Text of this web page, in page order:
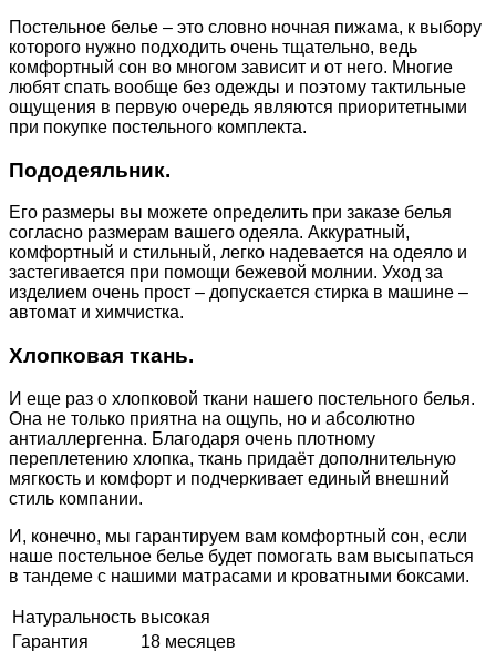
Постельное белье – это словно ночная пижама, к выбору
которого нужно подходить очень тщательно, ведь
комфортный сон во многом зависит и от него. Многие
любят спать вообще без одежды и поэтому тактильные
ощущения в первую очередь являются приоритетными
при покупке постельного комплекта.
Пододеяльник.
Его размеры вы можете определить при заказе белья
согласно размерам вашего одеяла. Аккуратный,
комфортный и стильный, легко надевается на одеяло и
застегивается при помощи бежевой молнии. Уход за
изделием очень прост – допускается стирка в машине –
автомат и химчистка.
Хлопковая ткань.
И еще раз о хлопковой ткани нашего постельного белья.
Она не только приятна на ощупь, но и абсолютно
антиаллергенна. Благодаря очень плотному
переплетению хлопка, ткань придаёт дополнительную
мягкость и комфорт и подчеркивает единый внешний
стиль компании.
И, конечно, мы гарантируем вам комфортный сон, если
наше постельное белье будет помогать вам высыпаться
в тандеме с нашими матрасами и кроватными боксами.
Натуральность высокая
Гарантия
18 месяцев